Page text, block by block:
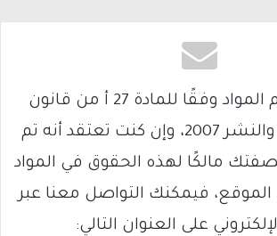
يتم الاستخدام المواد وفقًا للمادة 27 أ من قانون
حقوق التأليف والنشر 2007، وإن كنت تعتقد أنه تم
مالكًا لهذه الحقوق في المواد
الموقع، فيمكنك التواصل معنا عبر
على العنوان التالي: